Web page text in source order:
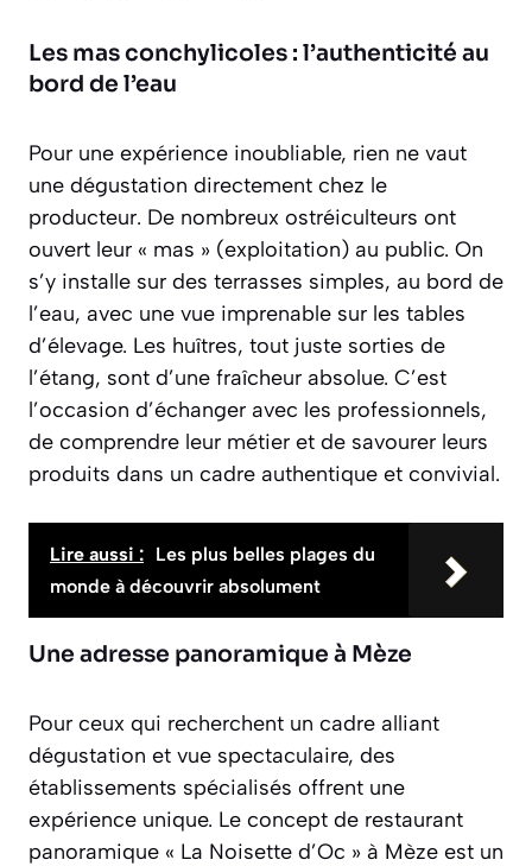
Les mas conchylicoles : l’authenticité au
bord de l’eau
Pour une expérience inoubliable, rien ne vaut
une dégustation directement chez le
producteur. De nombreux ostréiculteurs ont
ouvert leur « mas » (exploitation) au public. On
s’y installe sur des terrasses simples, au bord de
l’eau, avec une vue imprenable sur les tables
d’élevage. Les huîtres, tout juste sorties de
l’étang, sont d’une fraîcheur absolue. C’est
l’occasion d’échanger avec les professionnels,
de comprendre leur métier et de savourer leurs
produits dans un cadre authentique et convivial.
Lire aussi : Les plus belles plages du
monde à découvrir absolument
Une adresse panoramique à Mèze
Pour ceux qui recherchent un cadre alliant
dégustation et vue spectaculaire, des
établissements spécialisés offrent une
expérience unique. Le concept de restaurant
panoramique « La Noisette d’Oc » à Mèze est un